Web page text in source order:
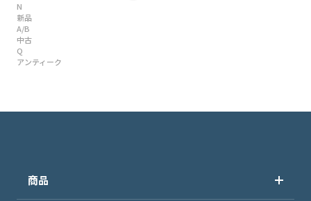
N
新品
A/B
中古
Q
アンティーク
商品